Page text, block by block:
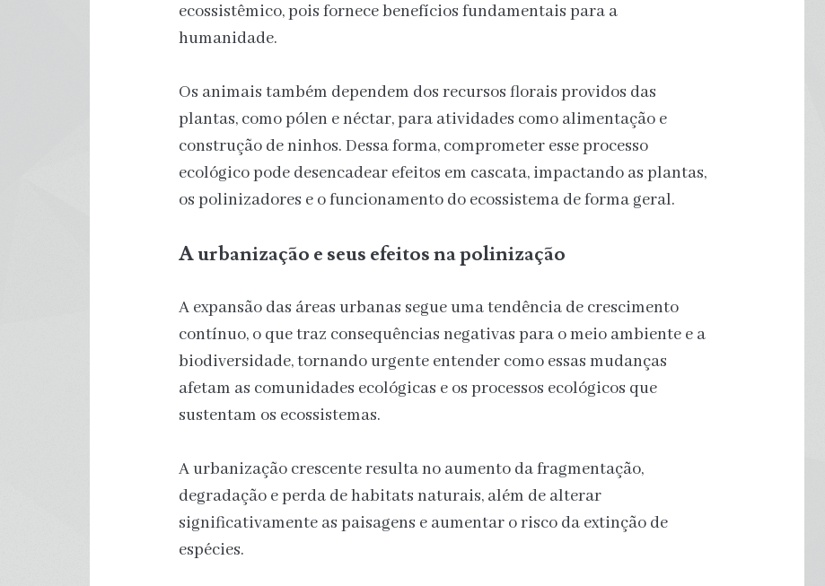
ecossistêmico, pois fornece benefícios fundamentais para a
humanidade.
Os animais também dependem dos recursos florais providos das
plantas, como pólen e néctar, para atividades como alimentação e
construção de ninhos. Dessa forma, comprometer esse processo
ecológico pode desencadear efeitos em cascata, impactando as plantas,
os polinizadores e o funcionamento do ecossistema de forma geral.
A urbanização e seus efeitos na polinização
A expansão das áreas urbanas segue uma tendência de crescimento
contínuo, o que traz consequências negativas para o meio ambiente e a
biodiversidade, tornando urgente entender como essas mudanças
afetam as comunidades ecológicas e os processos ecológicos que
sustentam os ecossistemas.
A urbanização crescente resulta no aumento da fragmentação,
degradação e perda de habitats naturais, além de alterar
significativamente as paisagens e aumentar o risco da extinção de
espécies.